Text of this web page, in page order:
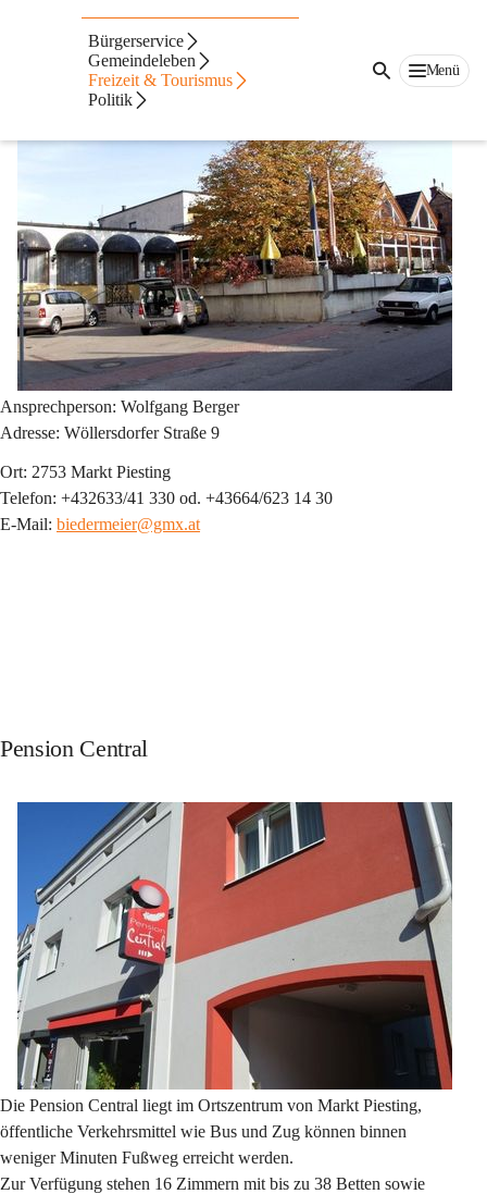
Bürgerservice
Gemeindeleben
Freizeit & Tourismus
Politik
Menü
Haus Biedermeier – Privatzimmer
Ansprechperson: Wolfgang Berger
Adresse: Wöllersdorfer Straße 9
Ort: 2753 Markt Piesting
Telefon: +432633/41 330 od. +43664/623 14 30
E-Mail: biedermeier@gmx.at
Pension Central
Die Pension Central liegt im Ortszentrum von Markt Piesting,
öffentliche Verkehrsmittel wie Bus und Zug können binnen
weniger Minuten Fußweg erreicht werden.
Zur Verfügung stehen 16 Zimmern mit bis zu 38 Betten sowie